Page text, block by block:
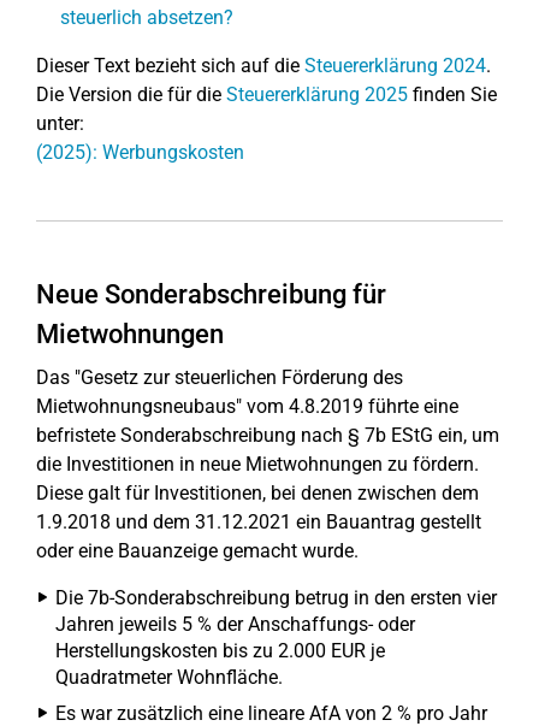
steuerlich absetzen?
Dieser Text bezieht sich auf die Steuererklärung 2024.
Die Version die für die Steuererklärung 2025 finden Sie
unter:
(2025): Werbungskosten
Neue Sonderabschreibung für
Mietwohnungen
Das "Gesetz zur steuerlichen Förderung des
Mietwohnungsneubaus" vom 4.8.2019 führte eine
befristete Sonderabschreibung nach § 7b EStG ein, um
die Investitionen in neue Mietwohnungen zu fördern.
Diese galt für Investitionen, bei denen zwischen dem
1.9.2018 und dem 31.12.2021 ein Bauantrag gestellt
oder eine Bauanzeige gemacht wurde.
Die 7b-Sonderabschreibung betrug in den ersten vier
Jahren jeweils 5 % der Anschaffungs- oder
Herstellungskosten bis zu 2.000 EUR je
Quadratmeter Wohnfläche.
Es war zusätzlich eine lineare AfA von 2 % pro Jahr